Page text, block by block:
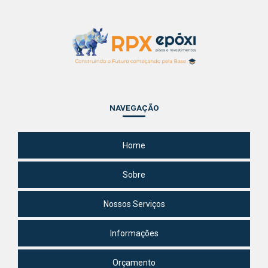
NAVEGAÇÃO
Home
Sobre
Nossos Serviços
Informações
Orçamento